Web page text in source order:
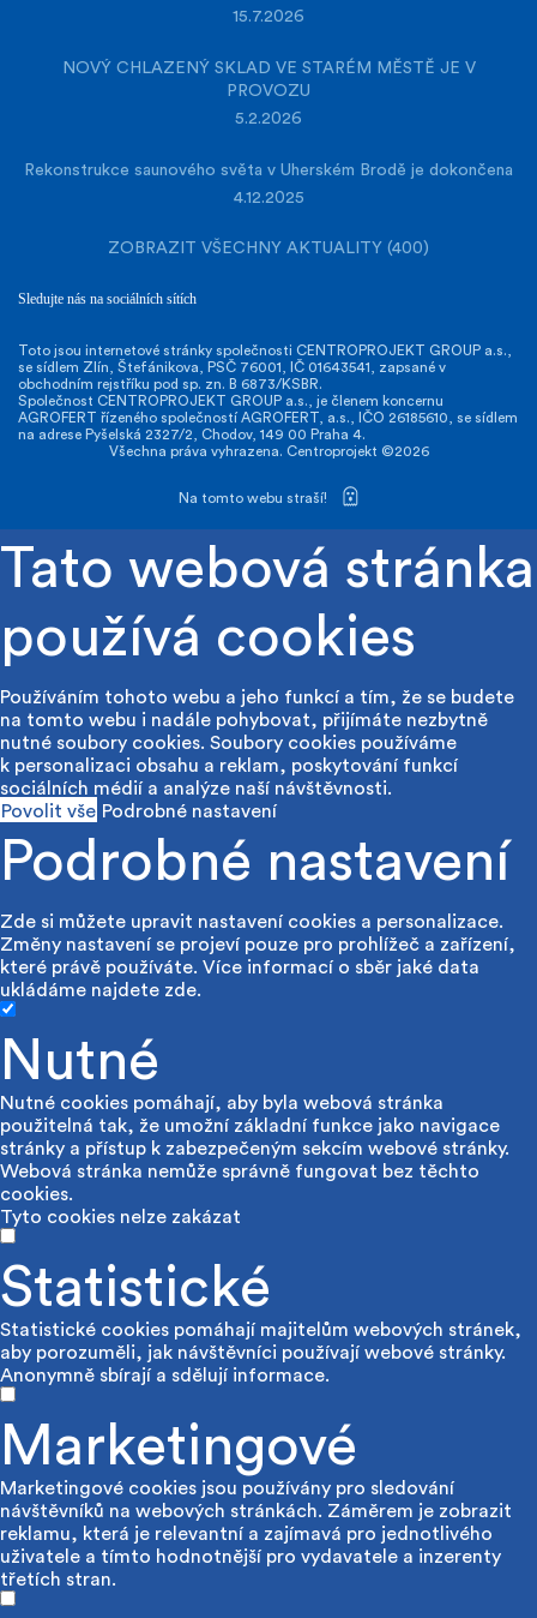
15.7.2026
NOVÝ CHLAZENÝ SKLAD VE STARÉM MĚSTĚ JE V
PROVOZU
5.2.2026
Rekonstrukce saunového světa v Uherském Brodě je dokončena
4.12.2025
ZOBRAZIT VŠECHNY AKTUALITY (400)
Sledujte nás na sociálních sítích
Toto jsou internetové stránky společnosti CENTROPROJEKT GROUP a.s.,
se sídlem Zlín, Štefánikova, PSČ 76001, IČ 01643541, zapsané v
obchodním rejstříku pod sp. zn. B 6873/KSBR.
Společnost CENTROPROJEKT GROUP a.s., je členem koncernu
AGROFERT řízeného společností AGROFERT, a.s., IČO 26185610, se sídlem
na adrese Pyšelská 2327/2, Chodov, 149 00 Praha 4.
Všechna práva vyhrazena. Centroprojekt ©2026
Na tomto webu straší!
Tato webová stránka
používá cookies
Používáním tohoto webu a jeho funkcí a tím, že se budete
na tomto webu i nadále pohybovat, přijímáte nezbytně
nutné soubory cookies. Soubory cookies používáme
k personalizaci obsahu a reklam, poskytování funkcí
sociálních médií a analýze naší návštěvnosti.
Povolit vše Podrobné nastavení
Podrobné nastavení
Zde si můžete upravit nastavení cookies a personalizace.
Změny nastavení se projeví pouze pro prohlížeč a zařízení,
které právě používáte. Více informací o sběr jaké data
ukládáme najdete zde.
Nutné
Nutné cookies pomáhají, aby byla webová stránka
použitelná tak, že umožní základní funkce jako navigace
stránky a přístup k zabezpečeným sekcím webové stránky.
Webová stránka nemůže správně fungovat bez těchto
cookies.
Tyto cookies nelze zakázat
Statistické
Statistické cookies pomáhají majitelům webových stránek,
aby porozuměli, jak návštěvníci používají webové stránky.
Anonymně sbírají a sdělují informace.
Marketingové
Marketingové cookies jsou používány pro sledování
návštěvníků na webových stránkách. Záměrem je zobrazit
reklamu, která je relevantní a zajímavá pro jednotlivého
uživatele a tímto hodnotnější pro vydavatele a inzerenty
třetích stran.